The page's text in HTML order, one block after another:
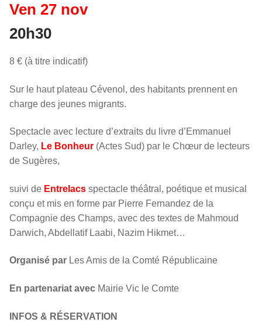
Ven 27 nov
20h30
8 € (à titre indicatif)
Sur le haut plateau Cévenol, des habitants prennent en
charge des jeunes migrants.
Spectacle avec lecture d’extraits du livre d’Emmanuel
Darley, Le Bonheur (Actes Sud) par le Chœur de lecteurs
de Sugères,
suivi de Entrelacs spectacle théâtral, poétique et musical
conçu et mis en forme par Pierre Fernandez de la
Compagnie des Champs, avec des textes de Mahmoud
Darwich, Abdellatif Laabi, Nazim Hikmet…
Organisé par Les Amis de la Comté Républicaine
En partenariat avec Mairie Vic le Comte
INFOS & RÉSERVATION